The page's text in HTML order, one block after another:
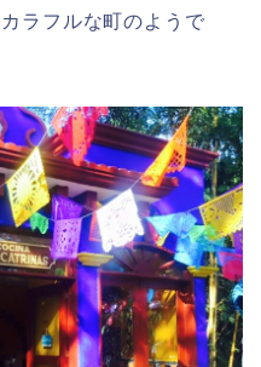
ラフルな町のようで